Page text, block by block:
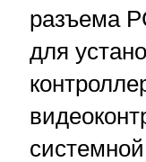
разъема
для